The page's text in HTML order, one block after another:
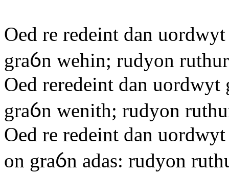
Oed re redeint dan
graỽn wehin; rudyon
Oed reredeint dan
graỽn wenith; rudyon
Oed re redeint dan
on graỽn adas: rudyon